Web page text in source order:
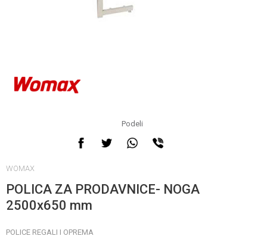
Podeli
WOMAX
POLICA ZA PRODAVNICE- NOGA
2500x650 mm
POLICE REGALI I OPREMA